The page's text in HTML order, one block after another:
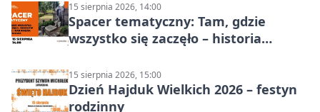
15 sierpnia 2026, 14:00
Spacer tematyczny: Tam, gdzie
wszystko się zaczęło – historia
15 sierpnia 2026, 15:00
Dzień Hajduk Wielkich 2026 – festyn
rodzinny